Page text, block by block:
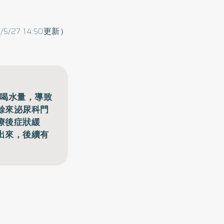
27 14:50更新）
水量，導致
來泌尿科門
後症狀緩
來，後續有